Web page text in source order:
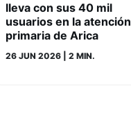
lleva con sus 40 mil
usuarios en la atención
primaria de Arica
26 JUN 2026 | 2 MIN.